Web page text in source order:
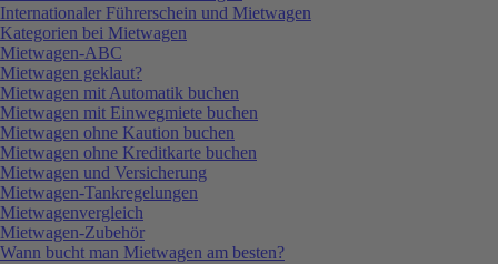
Internationaler Führerschein und Mietwagen
Kategorien bei Mietwagen
Mietwagen-ABC
Mietwagen geklaut?
Mietwagen mit Automatik buchen
Mietwagen mit Einwegmiete buchen
Mietwagen ohne Kaution buchen
Mietwagen ohne Kreditkarte buchen
Mietwagen und Versicherung
Mietwagen-Tankregelungen
Mietwagenvergleich
Mietwagen-Zubehör
Wann bucht man Mietwagen am besten?